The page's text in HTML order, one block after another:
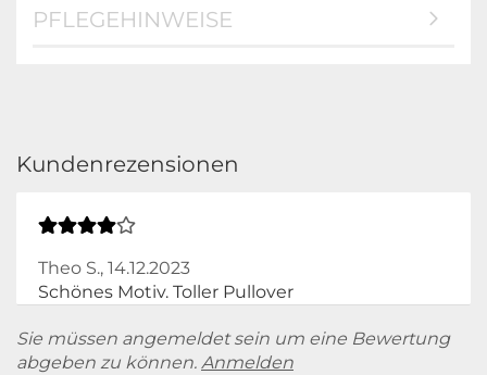
PFLEGEHINWEISE
Kundenrezensionen
Theo S., 14.12.2023
Schönes Motiv. Toller Pullover
Sie müssen angemeldet sein um eine Bewertung
abgeben zu können. Anmelden